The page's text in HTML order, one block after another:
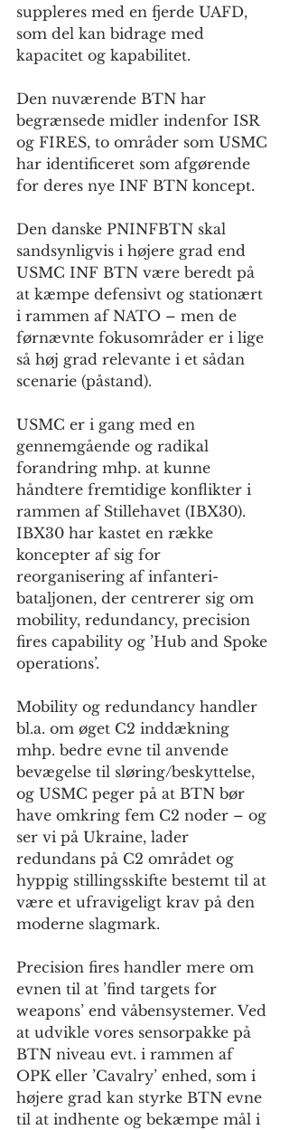
suppleres med en fjerde UAFD,
som del kan bidrage med
kapacitet og kapabilitet.
Den nuværende BTN har
begrænsede midler indenfor ISR
og FIRES, to områder som USMC
har identificeret som afgørende
for deres nye INF BTN koncept.
Den danske PNINFBTN skal
sandsynligvis i højere grad end
USMC INF BTN være beredt på
at kæmpe defensivt og stationært
i rammen af NATO – men de
førnævnte fokusområder er i lige
så høj grad relevante i et sådan
scenarie (påstand).
USMC er i gang med en
gennemgående og radikal
forandring mhp. at kunne
håndtere fremtidige konflikter i
rammen af Stillehavet (IBX30).
IBX30 har kastet en række
koncepter af sig for
reorganisering af infanteri-
bataljonen, der centrerer sig om
mobility, redundancy, precision
fires capability og ’Hub and Spoke
operations’.
Mobility og redundancy handler
bl.a. om øget C2 inddækning
mhp. bedre evne til anvende
bevægelse til sløring/beskyttelse,
og USMC peger på at BTN bør
have omkring fem C2 noder – og
ser vi på Ukraine, lader
redundans på C2 området og
hyppig stillingsskifte bestemt til at
være et ufravigeligt krav på den
moderne slagmark.
Precision fires handler mere om
evnen til at ’find targets for
weapons’ end våbensystemer. Ved
at udvikle vores sensorpakke på
BTN niveau evt. i rammen af
OPK eller ’Cavalry’ enhed, som i
højere grad kan styrke BTN evne
til at indhente og bekæmpe mål i